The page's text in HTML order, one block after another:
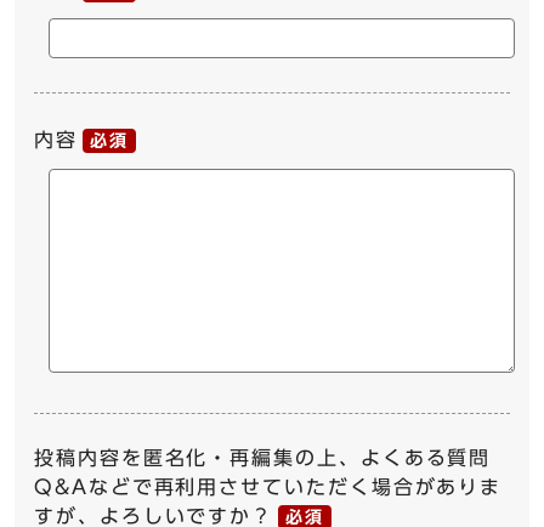
内容 必須
投稿内容を匿名化・再編集の上、よくある質問
Q&Aなどで再利用させていただく場合がありま
すが、よろしいですか？
必須